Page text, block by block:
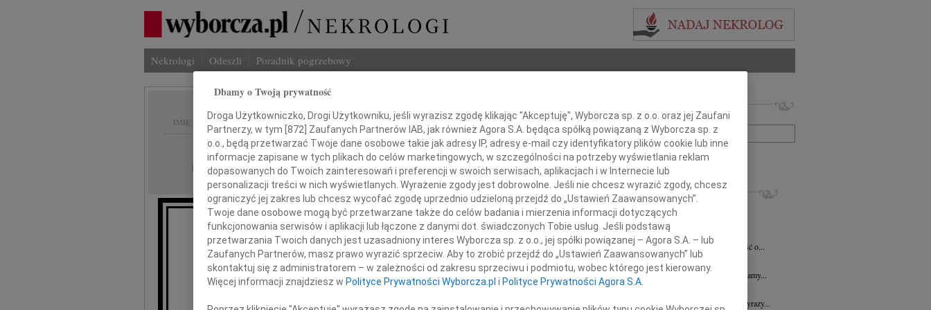
Nekrologi Odeszli Poradnik pogrzebowy
IMIĘ I NAZWISKO:
REGION: Płock
DATA EMISJI: 03.09.2021
Naszemu Koledze
Piotrowi Skowrońskiemu
Imię i nazwisko lub numer ogłoszenia:
+ szukanie zaawansowane
INNE NEKROLOGI
16.07.2026Płock
Wyrazy głębokiego współczucia dla Pani...
Cezary Fijałkowski 03.07.2026
Z głębokim smutkiem przyjęliśmy wiadomość o...
29.06.2026
Płock
Naszej Koleżance Julicie Kalinowskiej składamy...
19.06.2026
Naszej Koleżance Wioletcie Czajkowskiej wyrazy...
Dbamy o Twoją prywatność
Droga Użytkowniczko, Drogi Użytkowniku, jeśli wyrazisz zgodę klikając "Akceptuję", Wyborcza sp. z o.o. oraz jej Zaufani
Partnerzy, w tym [872] Zaufanych Partnerów IAB, jak również Agora S.A. będąca spółką powiązaną z Wyborcza sp. z
o.o., będą przetwarzać Twoje dane osobowe takie jak adresy IP, adresy e-mail czy identyfikatory plików cookie lub inne
informacje zapisane w tych plikach do celów marketingowych, w szczególności na potrzeby wyświetlania reklam
dopasowanych do Twoich zainteresowań i preferencji w swoich serwisach, aplikacjach i w Internecie lub
personalizacji treści w nich wyświetlanych. Wyrażenie zgody jest dobrowolne. Jeśli nie chcesz wyrazić zgody, chcesz
ograniczyć jej zakres lub chcesz wycofać zgodę uprzednio udzieloną przejdź do „Ustawień Zaawansowanych”.
Twoje dane osobowe mogą być przetwarzane także do celów badania i mierzenia informacji dotyczących
funkcjonowania serwisów i aplikacji lub łączone z danymi dot. świadczonych Tobie usług. Jeśli podstawą
przetwarzania Twoich danych jest uzasadniony interes Wyborcza sp. z o.o., jej spółki powiązanej – Agora S.A. – lub
Zaufanych Partnerów, masz prawo wyrazić sprzeciw. Aby to zrobić przejdź do „Ustawień Zaawansowanych” lub
skontaktuj się z administratorem – w zależności od zakresu sprzeciwu i podmiotu, wobec którego jest kierowany.
Więcej informacji znajdziesz w Polityce Prywatności Wyborcza.pl i Polityce Prywatności Agora S.A.